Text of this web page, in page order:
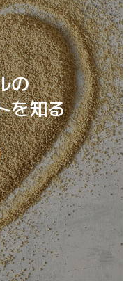
の
を知る